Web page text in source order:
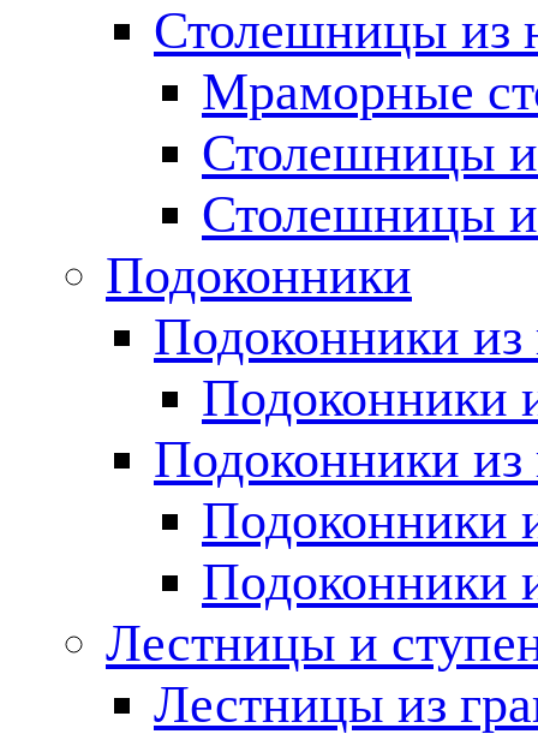
Столешницы из
Мраморные
Столешницы
Столешницы
Подоконники
Подоконники из
Подоконники
Подоконники из
Подоконники
Подоконники
Лестницы и
Лестницы из